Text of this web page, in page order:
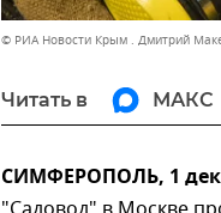
© РИА Новости Крым . Дмитрий
Читать в МАКС
СИМФЕРОПОЛЬ, 1